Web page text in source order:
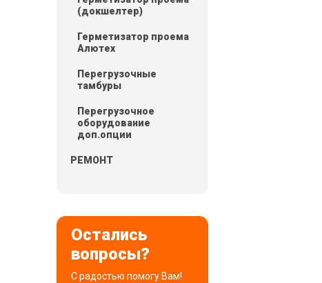
(докшелтер)
Герметизатор проема
Алютех
Перегрузочные
тамбуры
Перегрузочное
оборудование
доп.опции
РЕМОНТ
Остались
вопросы?
С радостью помогу Вам!